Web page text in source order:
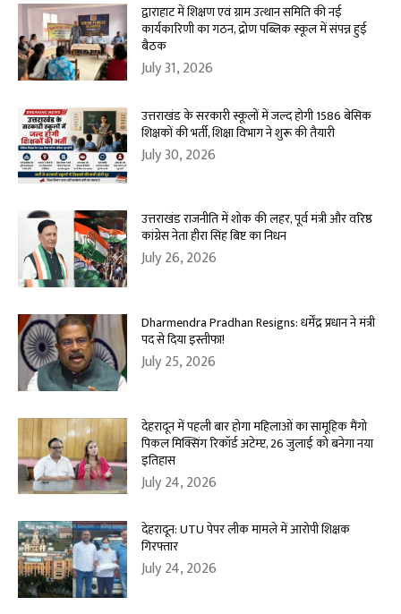
द्वाराहाट में शिक्षण एवं ग्राम उत्थान समिति की नई
कार्यकारिणी का गठन, द्रोण पब्लिक स्कूल में संपन्न हुई
बैठक
July 31, 2026
उत्तराखंड के सरकारी स्कूलों में जल्द होगी 1586 बेसिक
शिक्षकों की भर्ती, शिक्षा विभाग ने शुरू की तैयारी
July 30, 2026
उत्तराखंड राजनीति में शोक की लहर, पूर्व मंत्री और वरिष्ठ
कांग्रेस नेता हीरा सिंह बिष्ट का निधन
July 26, 2026
Dharmendra Pradhan Resigns: धर्मेंद्र प्रधान ने मंत्री
पद से दिया इस्तीफा!
July 25, 2026
देहरादून में पहली बार होगा महिलाओं का सामूहिक मैंगो
पिकल मिक्सिंग रिकॉर्ड अटेम्प्ट, 26 जुलाई को बनेगा नया
इतिहास
July 24, 2026
देहरादून: UTU पेपर लीक मामले में आरोपी शिक्षक
गिरफ्तार
July 24, 2026